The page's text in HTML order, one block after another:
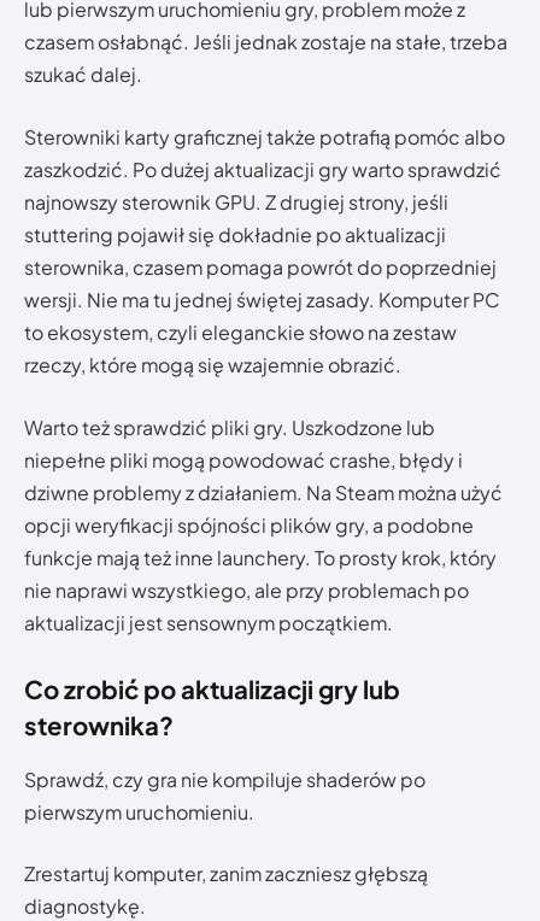
lub pierwszym uruchomieniu gry, problem może z
czasem osłabnąć. Jeśli jednak zostaje na stałe, trzeba
szukać dalej.
Sterowniki karty graficznej także potrafią pomóc albo
zaszkodzić. Po dużej aktualizacji gry warto sprawdzić
najnowszy sterownik GPU. Z drugiej strony, jeśli
stuttering pojawił się dokładnie po aktualizacji
sterownika, czasem pomaga powrót do poprzedniej
wersji. Nie ma tu jednej świętej zasady. Komputer PC
to ekosystem, czyli eleganckie słowo na zestaw
rzeczy, które mogą się wzajemnie obrazić.
Warto też sprawdzić pliki gry. Uszkodzone lub
niepełne pliki mogą powodować crashe, błędy i
dziwne problemy z działaniem. Na Steam można użyć
opcji weryfikacji spójności plików gry, a podobne
funkcje mają też inne launchery. To prosty krok, który
nie naprawi wszystkiego, ale przy problemach po
aktualizacji jest sensownym początkiem.
Co zrobić po aktualizacji gry lub
sterownika?
Sprawdź, czy gra nie kompiluje shaderów po
pierwszym uruchomieniu.
Zrestartuj komputer, zanim zaczniesz głębszą
diagnostykę.